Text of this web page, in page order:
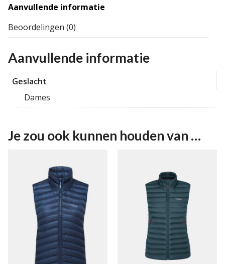
Aanvullende informatie
Beoordelingen (0)
Aanvullende informatie
Geslacht
Dames
Je zou ook kunnen houden van …